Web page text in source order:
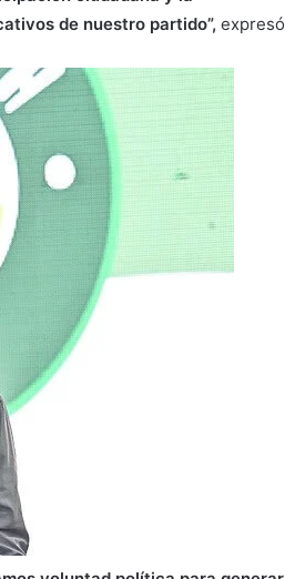
de nuestro partido”, expresó